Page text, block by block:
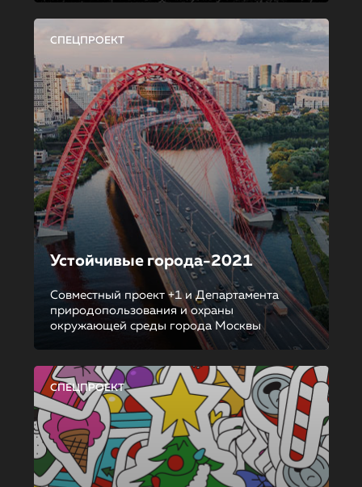
СПЕЦПРОЕКТ
Устойчивые города-2021
Совместный проект +1 и Департамента
природопользования и охраны
окружающей среды города Москвы
СПЕЦПРОЕКТ